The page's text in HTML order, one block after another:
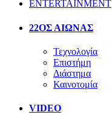
ENTERTAINMENT
22ΟΣ ΑΙΩΝΑΣ
Τεχνολογία
Επιστήμη
Διάστημα
Καινοτομία
VIDEO